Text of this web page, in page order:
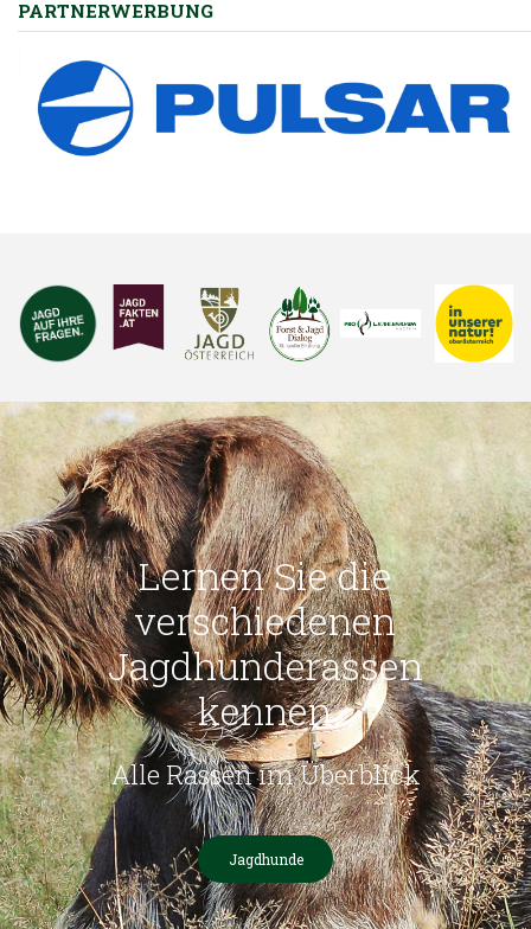
PARTNERWERBUNG
Lernen Sie die
verschiedenen
Jagdhunderassen
kennen
Alle Rassen im Überblick
Jagdhunde